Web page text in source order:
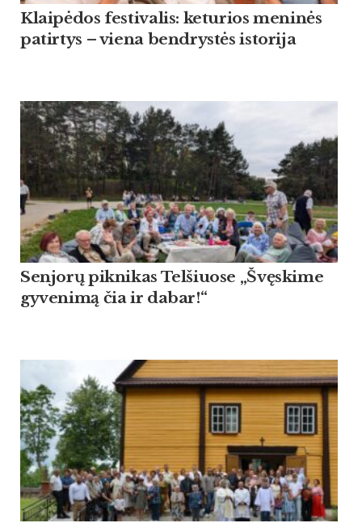
Klaipėdos festivalis: keturios meninės
patirtys – viena bendrystės istorija
Sen­jorų pik­ni­kas Tel­šiuo­se „Švęski­me
gy­ve­nimą čia ir da­bar!“